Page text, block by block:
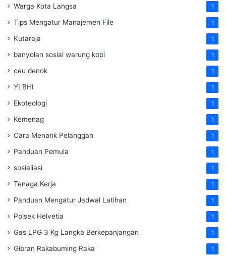
Warga Kota Langsa 1
Tips Mengatur Manajemen File 1
Kutaraja 1
banyolan sosial warung kopi 1
ceu denok 1
YLBHI 1
Ekoteologi 1
Kemenag 1
Cara Menarik Pelanggan 1
Panduan Pemula 1
sosialiasi 1
Tenaga Kerja 1
Panduan Mengatur Jadwal Latihan 1
Polsek Helvetia 1
Gas LPG 3 Kg Langka Berkepanjangan 1
Gibran Rakabuming Raka 1